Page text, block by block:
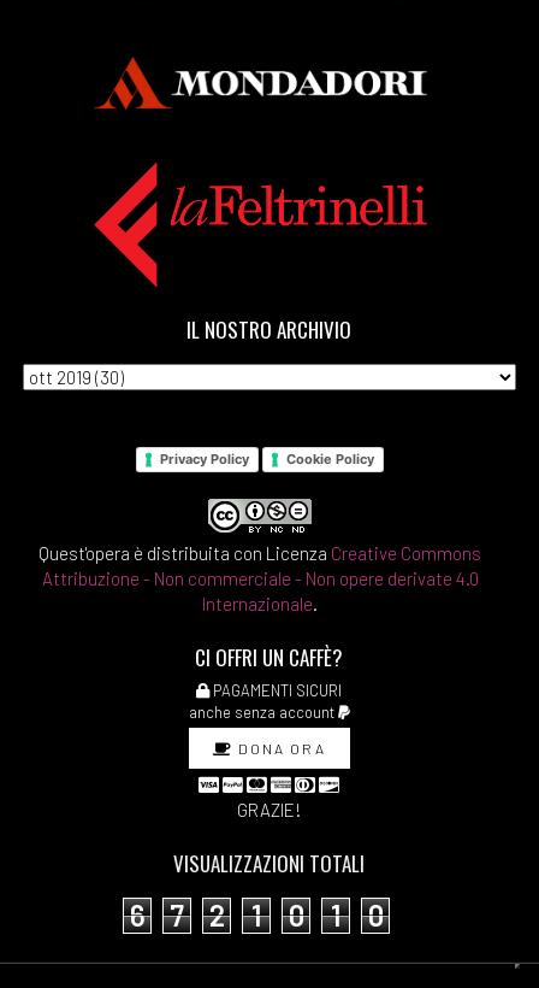
IL NOSTRO ARCHIVIO
Privacy Policy Cookie Policy
Quest'opera è distribuita con Licenza Creative Commons
Attribuzione - Non commerciale - Non opere derivate 4.0
Internazionale.
CI OFFRI UN CAFFÈ?
PAGAMENTI SICURI
anche senza account
DONA ORA
GRAZIE!
VISUALIZZAZIONI TOTALI
6 7 2 1 0 1 0